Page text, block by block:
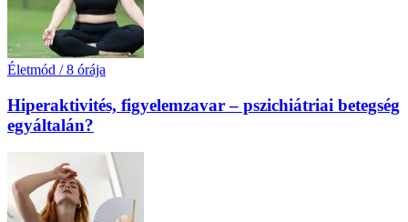
Életmód / 8 órája
Hiperaktivités, figyelemzavar – pszichiátriai betegség
egyáltalán?